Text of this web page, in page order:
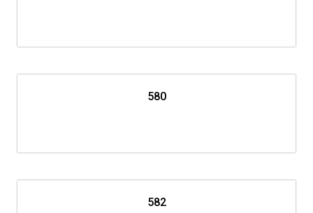
580
582